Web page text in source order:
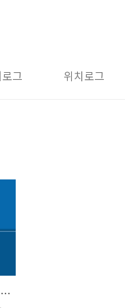
그 위치로그
[Jquery Plugin 소개] form 데이터를 Object로 만들기